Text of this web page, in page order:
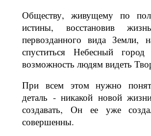
Обществу, живущему по
истины, восстановив
первозданного вида Земли,
спуститься Небесный
возможность людям видеть
При всем этом нужно
деталь - никакой новой
создавать, Он ее уже
совершенны.